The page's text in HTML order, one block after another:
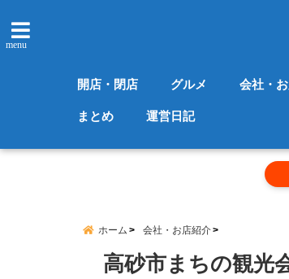
menu
開店・閉店 グルメ 会社・
まとめ 運営日記
ホーム 会社・お店紹介
高砂市まちの観光